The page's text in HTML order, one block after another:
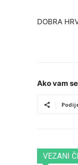
DOBRA
Ako vam
VEZANI